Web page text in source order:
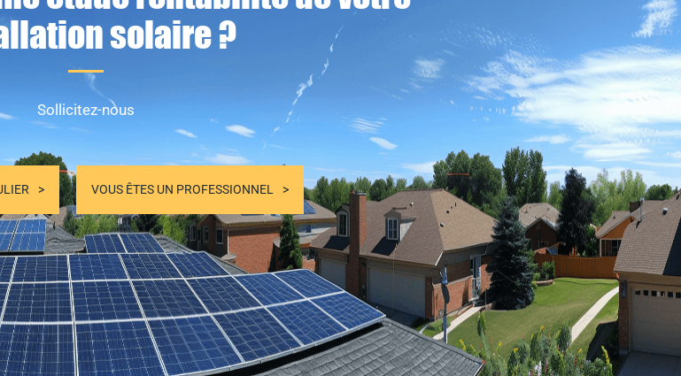
solaire ?
Sollicitez-nous
VOUS ÊTES UN PROFESSIONNEL